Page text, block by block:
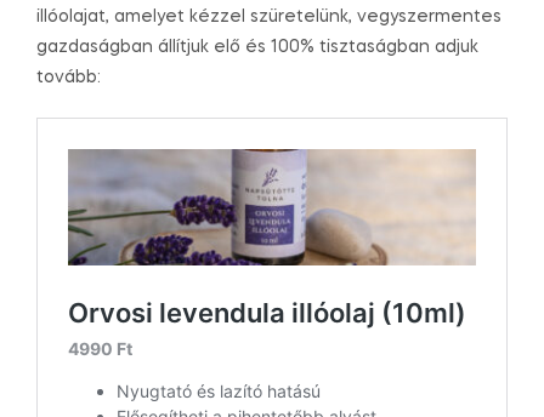
illóolajat, amelyet kézzel szüretelünk, vegyszermentes
gazdaságban állítjuk elő és 100% tisztaságban adjuk
tovább: